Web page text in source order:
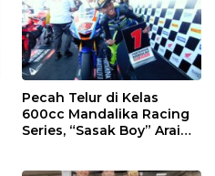
Pecah Telur di Kelas
600cc Mandalika Racing
Series, “Sasak Boy” Arai